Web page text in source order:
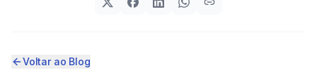
Voltar ao Blog